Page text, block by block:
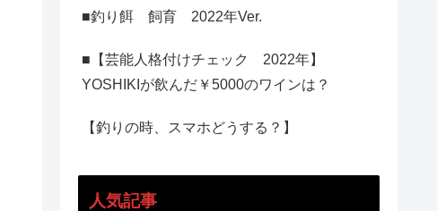
■釣り餌 飼育 2022年Ver.
■【芸能人格付けチェック 2022年】
YOSHIKIが飲んだ￥5000のワインは？
【釣りの時、スマホどうする？】
人気記事